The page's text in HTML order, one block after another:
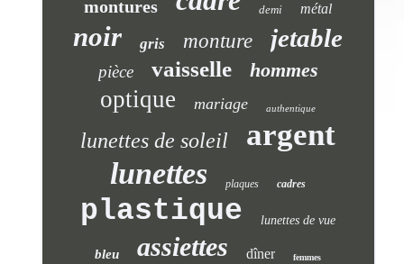
montures demi métal
noir gris monture jetable
pièce vaisselle hommes
optique mariage authentique
lunettes de soleil argent
lunettes plaques cadres
plastique lunettes de vue
bleu assiettes dîner femmes